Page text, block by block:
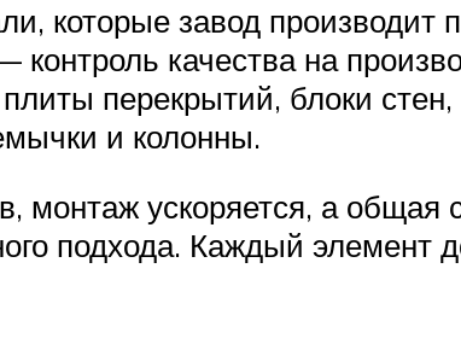
которые завод производит
качества на
перекрытий, блоки
и колонны.
монтаж ускоряется, а общая
подхода. Каждый элемент